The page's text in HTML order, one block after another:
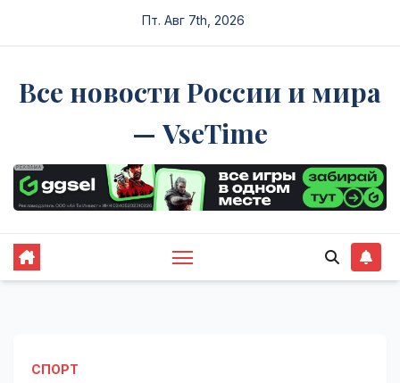
Пт. Авг 7th, 2026
Все новости России и мира
— VseTime
СПОРТ